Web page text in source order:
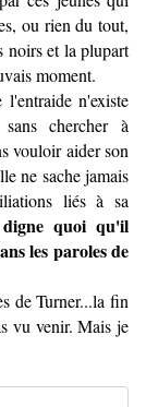
ou rien du tout,
noirs et la plupart
moment.
n'existe
chercher à
vouloir aider son
ne sache jamais
liés à sa
quoi qu'il
les paroles de
de Turner...la fin
vu venir. Mais je